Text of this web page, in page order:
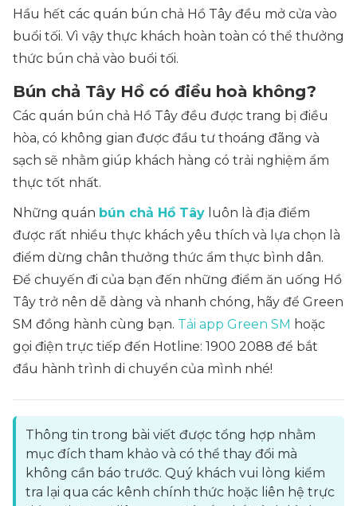
Hầu hết các quán bún chả Hồ Tây đều mở cửa vào
buổi tối. Vì vậy thực khách hoàn toàn có thể thưởng
thức bún chả vào buổi tối.
Bún chả Tây Hồ có điều hoà không?
Các quán bún chả Hồ Tây đều được trang bị điều
hòa, có không gian được đầu tư thoáng đãng và
sạch sẽ nhằm giúp khách hàng có trải nghiệm ẩm
thực tốt nhất.
Những quán bún chả Hồ Tây luôn là địa điểm
được rất nhiều thực khách yêu thích và lựa chọn là
điểm dừng chân thưởng thức ẩm thực bình dân.
Để chuyến đi của bạn đến những điểm ăn uống Hồ
Tây trở nên dễ dàng và nhanh chóng, hãy để Green
SM đồng hành cùng bạn. Tải app Green SM hoặc
gọi điện trực tiếp đến Hotline: 1900 2088 để bắt
đầu hành trình di chuyển của mình nhé!
Thông tin trong bài viết được tổng hợp nhằm
mục đích tham khảo và có thể thay đổi mà
không cần báo trước. Quý khách vui lòng kiểm
tra lại qua các kênh chính thức hoặc liên hệ trực